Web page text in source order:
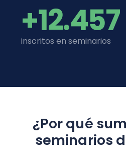
+12.457
inscritos en seminarios
¿Por qué
seminarios